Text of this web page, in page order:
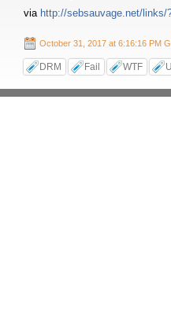
via http://sebsauvage.net/links/
October 31, 2017 at 6:16:16 PM
DRM Fail WTF